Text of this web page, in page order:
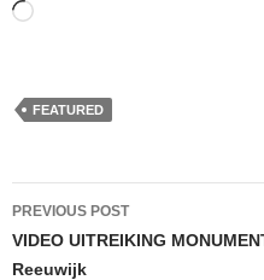
Loading…
FEATURED
Post
navigation
PREVIOUS POST
VIDEO UITREIKING
Reeuwijk